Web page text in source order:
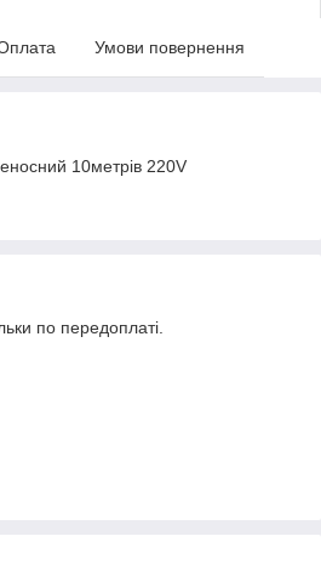
Умови повернення
10метрів 220V
по передоплаті.